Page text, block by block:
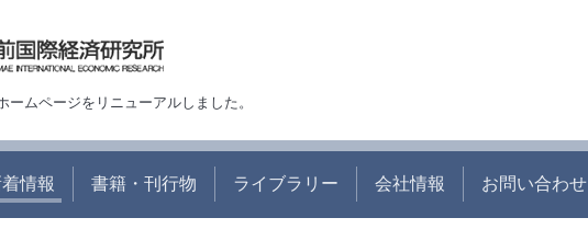
ームページをリニューアルしました。
情報 書籍・刊行物 ライブラリー 会社情報 お問い合わせ